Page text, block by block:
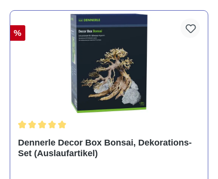
%
Dennerle Decor Box Bonsai, Dekorations-
Set (Auslaufartikel)